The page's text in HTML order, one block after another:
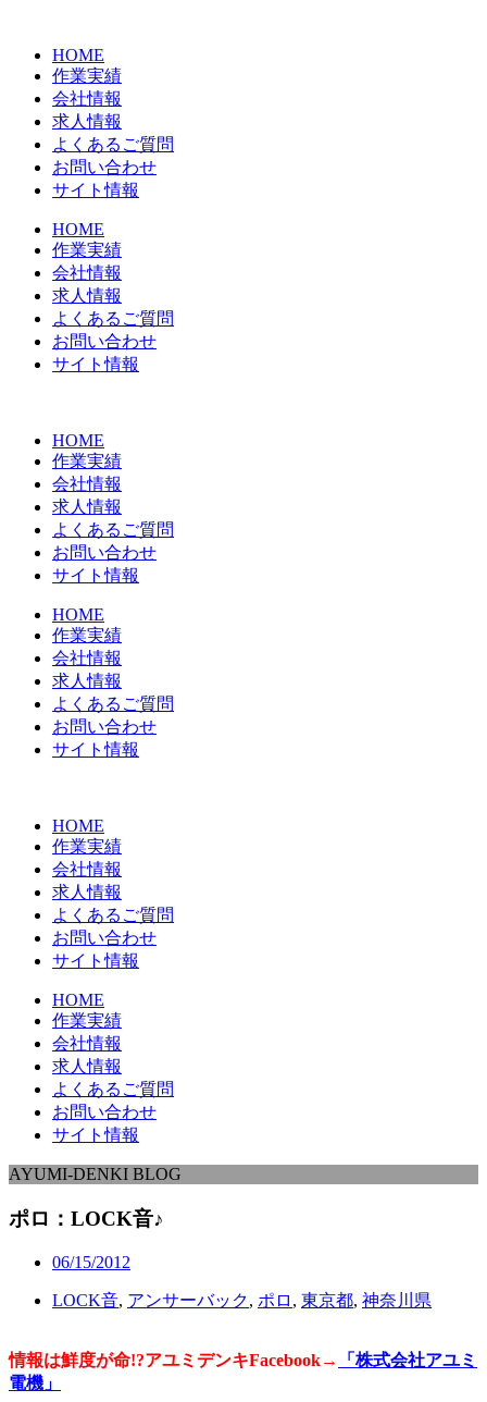
HOME
作業実績
会社情報
求人情報
よくあるご質問
お問い合わせ
サイト情報
HOME
作業実績
会社情報
求人情報
よくあるご質問
お問い合わせ
サイト情報
HOME
作業実績
会社情報
求人情報
よくあるご質問
お問い合わせ
サイト情報
HOME
作業実績
会社情報
求人情報
よくあるご質問
お問い合わせ
サイト情報
HOME
作業実績
会社情報
求人情報
よくあるご質問
お問い合わせ
サイト情報
HOME
作業実績
会社情報
求人情報
よくあるご質問
お問い合わせ
サイト情報
AYUMI-DENKI BLOG
ポロ：LOCK音♪
06/15/2012
LOCK音, アンサーバック, ポロ , 東京都, 神奈川県
情報は鮮度が命!?アユミデンキFacebook→
「株式会社アユミ
電機」